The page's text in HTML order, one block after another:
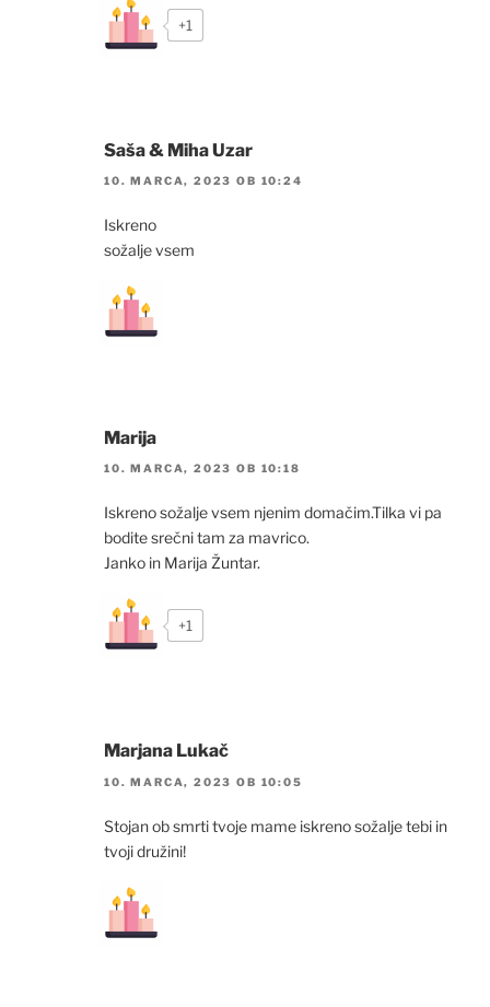
+1
Saša & Miha Uzar
10. MARCA, 2023 OB 10:24
Iskreno
sožalje vsem
Marija
10. MARCA, 2023 OB 10:18
Iskreno sožalje vsem njenim domačim.Tilka vi pa
bodite srečni tam za mavrico.
Janko in Marija Žuntar.
+1
Marjana Lukač
10. MARCA, 2023 OB 10:05
Stojan ob smrti tvoje mame iskreno sožalje tebi in
tvoji družini!